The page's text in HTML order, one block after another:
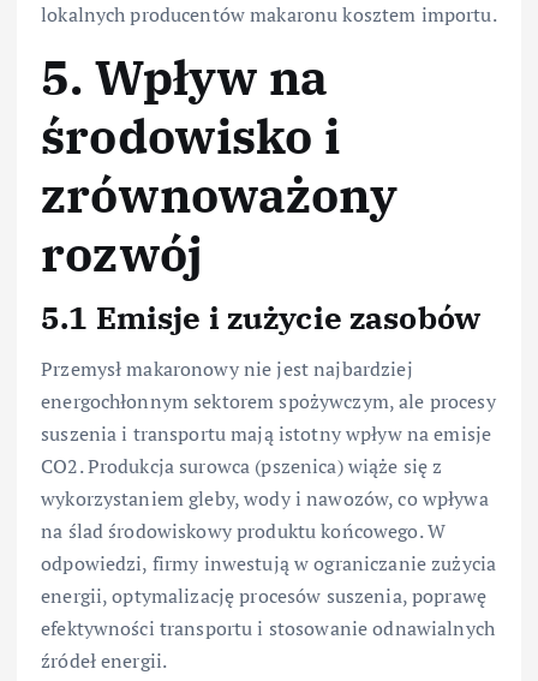
lokalnych producentów makaronu kosztem importu.
5. Wpływ na
środowisko i
zrównoważony
rozwój
5.1 Emisje i zużycie zasobów
Przemysł makaronowy nie jest najbardziej
energochłonnym sektorem spożywczym, ale procesy
suszenia i transportu mają istotny wpływ na emisje
CO2. Produkcja surowca (pszenica) wiąże się z
wykorzystaniem gleby, wody i nawozów, co wpływa
na ślad środowiskowy produktu końcowego. W
odpowiedzi, firmy inwestują w ograniczanie zużycia
energii, optymalizację procesów suszenia, poprawę
efektywności transportu i stosowanie odnawialnych
źródeł energii.